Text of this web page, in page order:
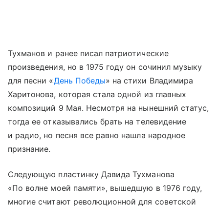
Тухманов и ранее писал патриотические
произведения, но в 1975 году он сочинил музыку
для песни «День Победы» на стихи Владимира
Харитонова, которая стала одной из главных
композиций 9 Мая. Несмотря на нынешний статус,
тогда ее отказывались брать на телевидение
и радио, но песня все равно нашла народное
признание.
Следующую пластинку Давида Тухманова
«По волне моей памяти», вышедшую в 1976 году,
многие считают революционной для советской